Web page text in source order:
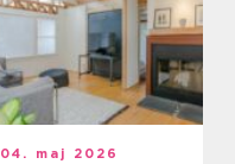
04. maj 2026